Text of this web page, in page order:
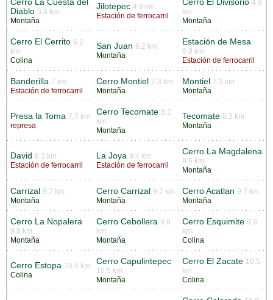
Cerro La Cuesta del
Diablo 3.8 km
Montaña
Jilotepec 4.8 km
Estación de ferrocarril
Cerro El Divisorio 4.9
km
Montaña
Cerro El Cerrito 6.2
km
Colina
San Juan 6.2 km
Montaña
Estación de Mesa
6.9 km
Estación de ferrocarril
Banderilla 7 km
Estación de ferrocarril
Cerro Montiel
7.3 km
Montaña
Montiel
7.3 km
Montaña
Presa la Toma 7.7 km
represa
Cerro Tecomate 8.2
km
Montaña
Tecomate 8.2 km
Montaña
David 8.3 km
Estación de ferrocarril
La Joya 9.4 km
Estación de ferrocarril
Cerro La Magdalena
9.6 km
Montaña
Carrizal
9.7 km
Montaña
Cerro Carrizal
9.7 km
Montaña
Cerro Acatlan 9.7 km
Montaña
Cerro La Nopalera
9.8 km
Montaña
Cerro Cebollera 9.8
km
Montaña
Cerro Esquimite 9.9
km
Colina
Cerro Estopa 10.4 km
Colina
Cerro Capulintepec
10.5 km
Montaña
Cerro El Zacate 10.5
km
Colina